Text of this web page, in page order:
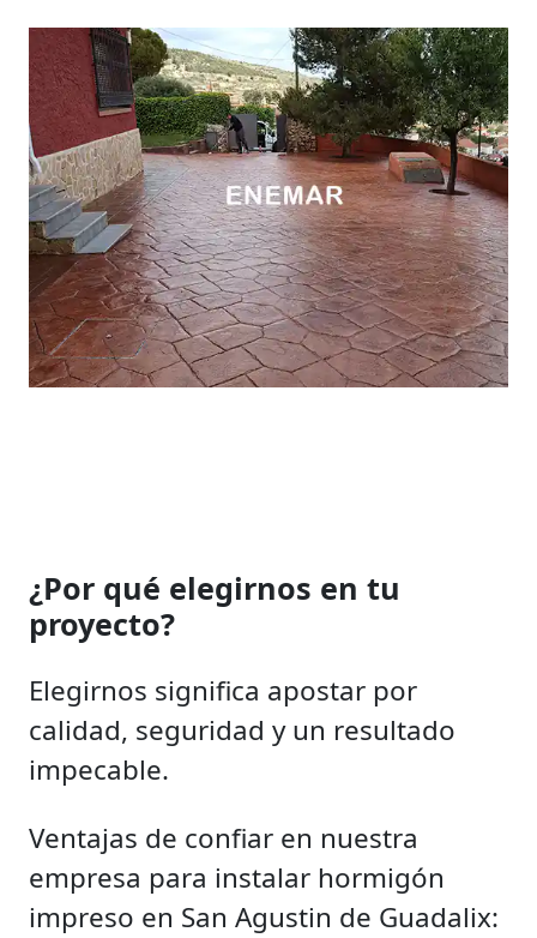
¿Por qué elegirnos en tu
proyecto?
Elegirnos significa apostar por
calidad, seguridad y un resultado
impecable.
Ventajas de confiar en nuestra
empresa para instalar hormigón
impreso en San Agustin de Guadalix: